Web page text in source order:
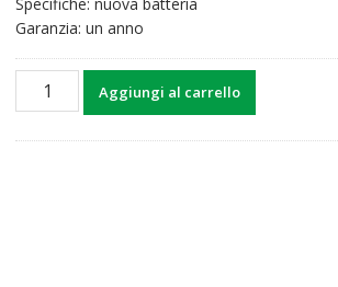
Garanzia: un anno
Batteria
Aggiungi al carrello